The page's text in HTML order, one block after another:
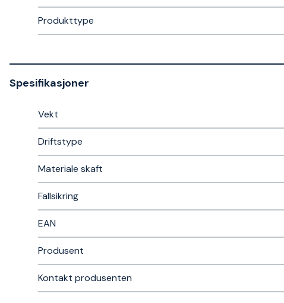
Produkttype
Spesifikasjoner
Vekt
Driftstype
Materiale skaft
Fallsikring
EAN
Produsent
Kontakt produsenten